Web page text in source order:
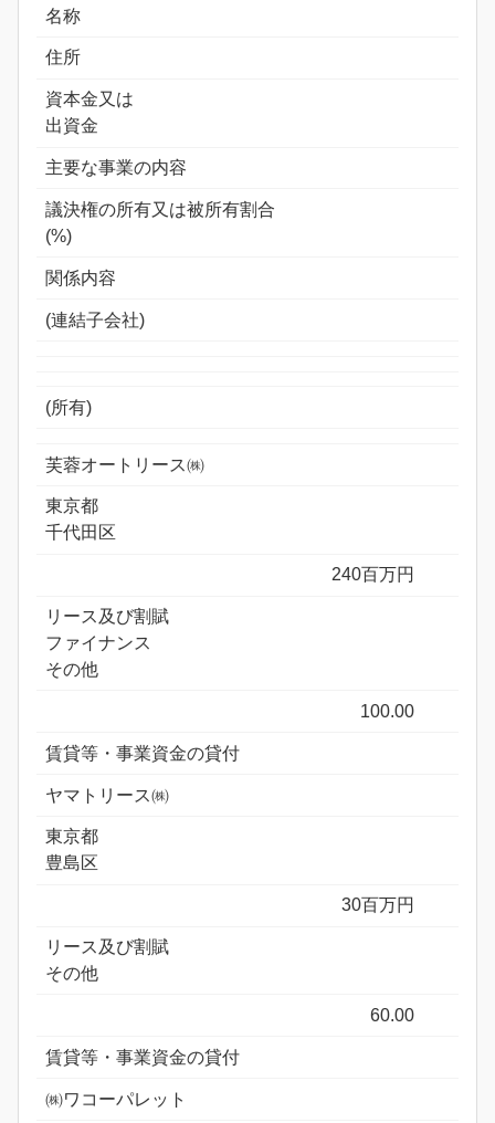
名称
住所
資本金又は
出資金
主要な事業の内容
議決権の所有又は被所有割合
(%)
関係内容
(連結子会社)
(所有)
芙蓉オートリース㈱
東京都
千代田区
240百万円
リース及び割賦
ファイナンス
その他
100.00
賃貸等・事業資金の貸付
ヤマトリース㈱
東京都
豊島区
30百万円
リース及び割賦
その他
60.00
賃貸等・事業資金の貸付
㈱ワコーパレット